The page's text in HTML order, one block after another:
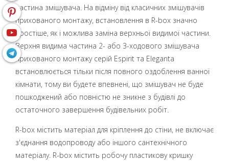
частина змішувача. На відміну від класичних змішувачів
прихованого монтажу, встановлення в R-box значно
простіше, як і можлива заміна верхньої видимої частини.
Верхня видима частина 2- або 3-ходового змішувача
прихованого монтажу серій Espirit та Eleganta
встановлюється тільки після повного оздоблення ванної
кімнати, тому ви будете впевнені, що змішувач не буде
пошкоджений або повністю не зникне з будівлі до
остаточного завершення будівельних робіт.
R-box містить матеріал для кріплення до стіни, не включає
з'єднання водопроводу або іншого сантехнічного
матеріалу. R-box містить робочу пластикову кришку